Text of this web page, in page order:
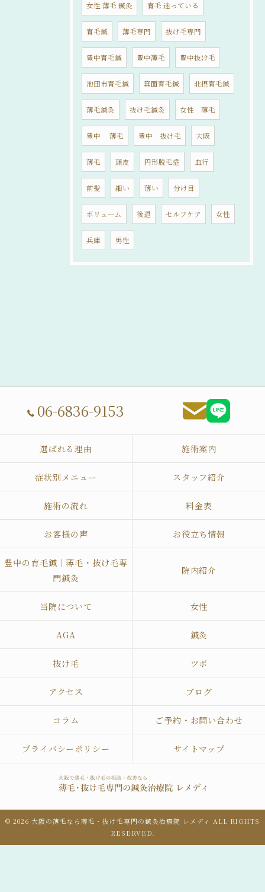
女性 薄毛 鍼灸 育毛 迷っている
育毛鍼 薄毛専門 抜け毛専門
豊中育毛鍼 豊中薄毛 豊中抜け毛
池田市育毛鍼 箕面育毛鍼 北摂育毛鍼
薄毛鍼灸 抜け毛鍼灸 女性 薄毛
豊中 薄毛 豊中 抜け毛 大阪
薄毛 頭皮 円形脱毛症 血行
前髪 細い 薄い 分け目
ボリューム 後退 セルフケア 女性
兵庫 男性
06-6836-9153
選ばれる理由 施術案内
症状別メニュー スタッフ紹介
施術の流れ 料金表
お客様の声 お役立ち情報
豊中の育毛鍼｜薄毛・抜け毛専
門鍼灸
院内紹介
当院について 女性
AGA 鍼灸
抜け毛 ツボ
アクセス ブログ
コラム ご予約・お問い合わせ
プライバシーポリシー サイトマップ
© 2026 大阪の薄毛なら薄毛・抜け毛専門の鍼灸治療院 レメディ ALL RIGHTS
RESERVED.